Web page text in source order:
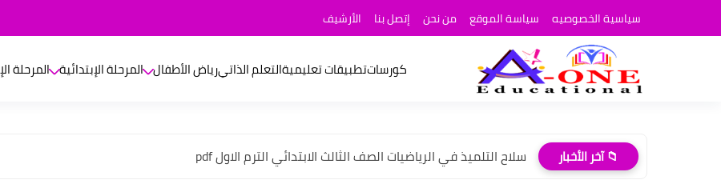
سياسية الخصوصيه سياسة الموقع من نحن إتصل بنا الأرشيف
كورساتتطبيقات تعليميةالتعلم الذاتيرياض الأطفال المرحلة الإبتدائية المرحلة
📁 آخر الأخبار سلاح التلميذ في الرياضيات الصف الثالث الابتدائي الترم الاول pdf